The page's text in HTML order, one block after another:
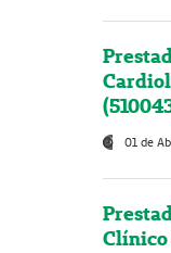
01 de
Clínico